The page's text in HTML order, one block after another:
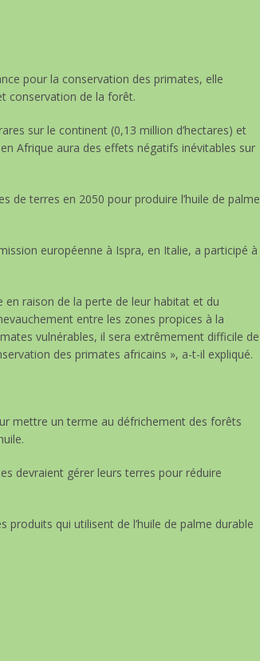
pour la conservation des primates, elle
conservation de la forêt.
sur le continent (0,13 million d’hectares) et
Afrique aura des effets négatifs inévitables sur
de terres en 2050 pour produire l’huile de palme
européenne à Ispra, en Italie, a participé à
raison de la perte de leur habitat et du
entre les zones propices à la
vulnérables, il sera extrêmement difficile de
des primates africains », a-t-il expliqué.
mettre un terme au défrichement des forêts
devraient gérer leurs terres pour réduire
qui utilisent de l’huile de palme durable